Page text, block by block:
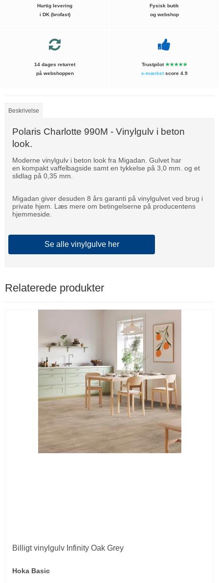
Hurtig levering
i DK (brofast)
Fysisk butik
og webshop
14 dages returret
på webshoppen
Trustpilot★★★★★
e-mærketscore 4.9
Beskrivelse
Polaris Charlotte 990M - Vinylgulv i beton
look.
Moderne vinylgulv i beton look fra Migadan. Gulvet har
en kompakt vaffelbagside samt en tykkelse på 3,0 mm. og et
slidlag på 0,35 mm.
Migadan giver desuden 8 års garanti på vinylgulvet ved brug i
private hjem. Læs mere om betingelserne på producentens
hjemmeside.
Se alle vinylgulve her
Relaterede produkter
Billigt vinylgulv Infinity Oak Grey
Hoka Basic